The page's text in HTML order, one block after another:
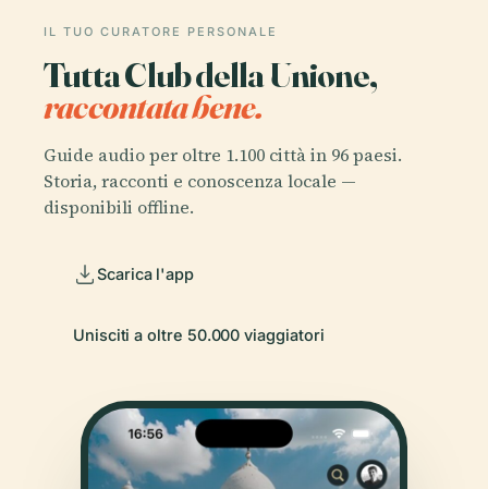
IL TUO CURATORE PERSONALE
Tutta Club della Unione,
raccontata bene.
Guide audio per oltre 1.100 città in 96 paesi.
Storia, racconti e conoscenza locale —
disponibili offline.
Scarica l'app
Unisciti a oltre 50.000 viaggiatori